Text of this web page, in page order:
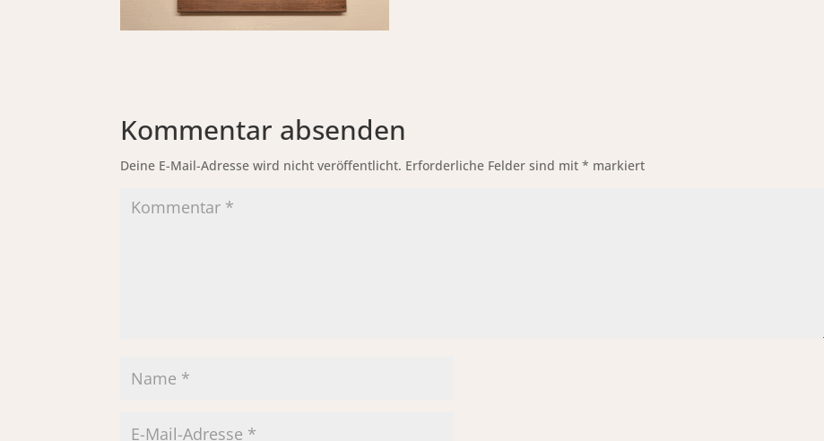
Kommentar absenden
Deine E-Mail-Adresse wird nicht veröffentlicht. Erforderliche Felder sind mit* markiert